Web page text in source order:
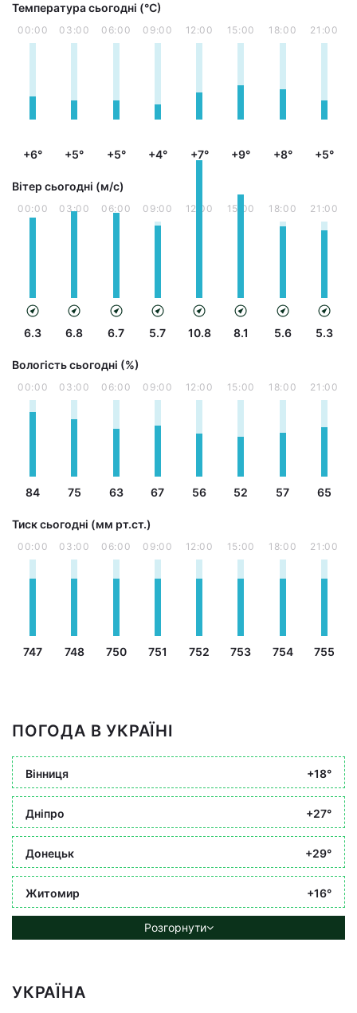
Температура сьогодні (°С)
00:00
+6°
03:00
+5°
06:00
+5°
09:00
+4°
12:00
+7°
15:00
+9°
18:00
+8°
21:00
+5°
Вітер сьогодні (м/с)
00:00
6.3
03:00
6.8
06:00
6.7
09:00
5.7
12:00
10.8
15:00
8.1
18:00
5.6
21:00
5.3
Вологість сьогодні (%)
00:00
84
03:00
75
06:00
63
09:00
67
12:00
56
15:00
52
18:00
57
21:00
65
Тиск сьогодні (мм рт.ст.)
00:00
747
03:00
748
06:00
750
09:00
751
12:00
752
15:00
753
18:00
754
21:00
755
ПОГОДА В УКРАЇНІ
Вінниця +18°
Дніпро +27°
Донецьк +29°
Житомир +16°
Розгорнути
УКРАЇНА